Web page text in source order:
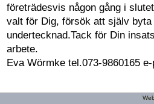
företrädesvis någon gång i
valt för Dig, försök att själv
undertecknad.Tack för Din
arbete.
Eva Wörmke tel.073-9860165